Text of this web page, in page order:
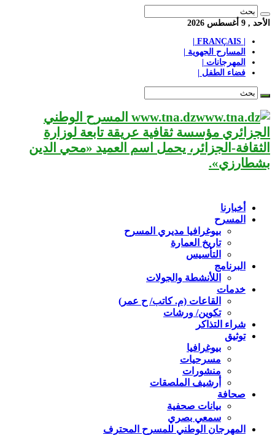
الأحد , 9 أغسطس 2026
المسارح الجهوية |
المهرجانات |
فضاء الطفل |
www.tna.dz المسرح الوطني
الجزائري مؤسسة ثقافية عريقة تابعة لوزارة
الثقافة-الجزائر، يحمل اسم العميد «محي الدين
بشطارزي».
أخبارنا
المسرح
بيوغرافيا مديري المسرح
تاريخ العمارة
التأسيس
البرنامج
اللأنشطة والجولات
خدمات
القاعات (م. كاتب/ ح عمر)
تكوين/ ورشات
شراء التذاكر
توثيق
بيوغرافيا
مسرحيات
منشورات
أرشيف الملصقات
صحافة
بيانات صحفية
سمعي بصري
المهرجان الوطني للمسرح المحترف